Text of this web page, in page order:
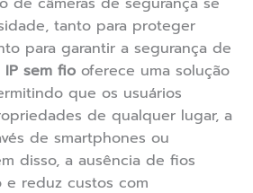
tanto para proteger
para garantir a segurança de
IP sem fio oferece uma solução
que os usuários
de qualquer lugar, a
de smartphones ou
disso, a ausência de fios
e reduz custos com